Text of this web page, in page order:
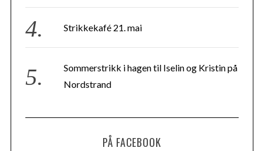
Strikkekafé 21. mai
Sommerstrikk i hagen til Iselin og Kristin på
Nordstrand
PÅ FACEBOOK